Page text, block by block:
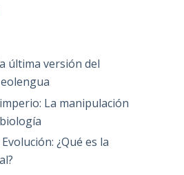
última versión del
La manipulación
¿Qué es la